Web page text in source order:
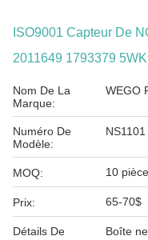
ISO9001 Capteur De
2011649 1793379
Nom De La
Marque:
WEGO
Numéro De
Modèle:
NS1101
MOQ: 10
Prix: 65-70$
Détails De
Boîte